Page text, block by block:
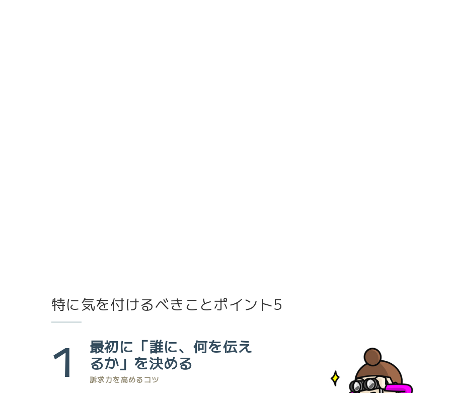
特に気を付けるべきことポイント5
1
最初に「誰に、何を伝え
るか」を決める
訴求力を高めるコツ